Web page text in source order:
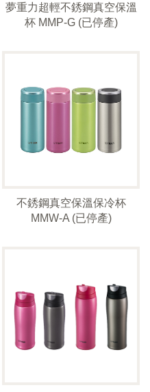
夢重力超輕不銹鋼真空保溫
杯 MMP-G (已停產)
不銹鋼真空保溫保冷杯
MMW-A (已停產)